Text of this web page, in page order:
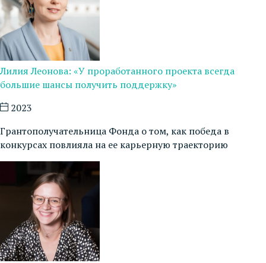
Лилия Леонова: «У проработанного проекта всегда
большие шансы получить поддержку»
2023
Грантополучательница Фонда о том, как победа в
конкурсах повлияла на ее карьерную траекторию